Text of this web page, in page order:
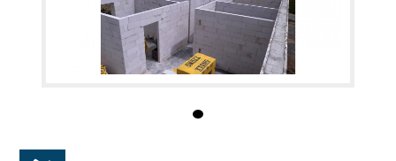
- kompletní rekonstrukce RD a bytů
- zateplování fasád, krovů, půd
- sádrokartony, obklady, dlažby, ploty, výkopové